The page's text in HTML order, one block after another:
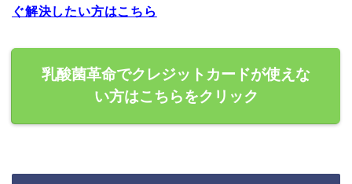
ぐ解決したい方はこちら
乳酸菌革命でクレジットカードが使えな
い方はこちらをクリック